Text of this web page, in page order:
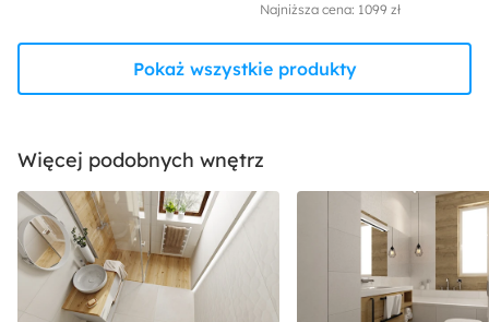
Najniższa cena: 1099 zł
Pokaż wszystkie produkty
Więcej podobnych wnętrz